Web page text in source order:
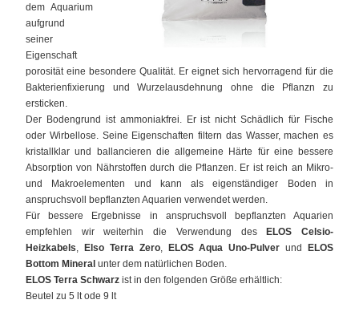
dem Aquarium
aufgrund
seiner
Eigenschaft
porosität eine besondere Qualität. Er eignet sich hervorragend für die
Bakterienfixierung und Wurzelausdehnung ohne die Pflanzn zu
ersticken.
Der Bodengrund ist ammoniakfrei. Er ist nicht Schädlich für Fische
oder Wirbellose. Seine Eigenschaften filtern das Wasser, machen es
kristallklar und ballancieren die allgemeine Härte für eine bessere
Absorption von Nährstoffen durch die Pflanzen. Er ist reich an Mikro-
und Makroelementen und kann als eigenständiger Boden in
anspruchsvoll bepflanzten Aquarien verwendet werden.
Für bessere Ergebnisse in anspruchsvoll bepflanzten Aquarien
empfehlen wir weiterhin die Verwendung des
ELOS Celsio-
Heizkabels, Elso Terra Zero, ELOS Aqua Uno-Pulver und
ELOS
Bottom Mineral unter dem natürlichen Boden.
ELOS Terra Schwarz ist in den folgenden Größe erhältlich:
Beutel zu 5 lt ode 9 lt